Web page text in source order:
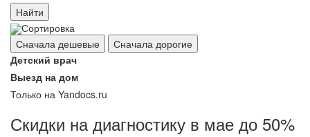
Найти
Сортировка
Сначала дешевые
Сначала дорогие
Детский врач
Выезд на дом
Только на Yandocs.ru
Скидки на диагностику в мае до 50%